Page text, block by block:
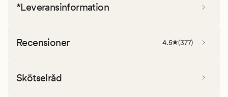
*Leveransinformation
Recensioner 4.5 (377)
Skötselråd